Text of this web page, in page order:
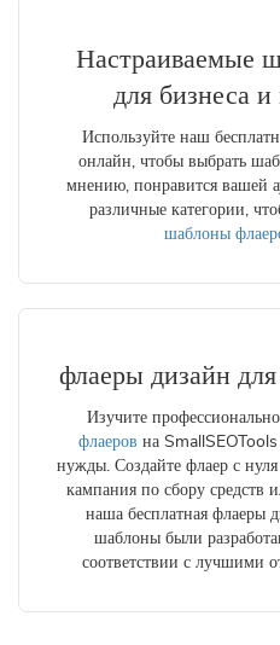
Настраиваемые
для бизнеса
Используйте наш
онлайн, чтобы выбрать
мнению, понравится вашей
различные категории,
шаблоны
флаеры дизайн
Изучите
флаеров на
нужды. Создайте флаер с
кампания по сбору средств
наша бесплатная флаеры
шаблоны были
соответствии с лучшими